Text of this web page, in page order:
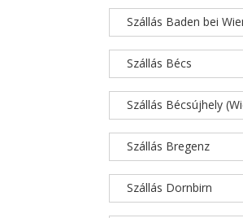
Szállás Baden bei
Szállás Bécs
Szállás Bécsújhely
Szállás Bregenz
Szállás Dornbirn